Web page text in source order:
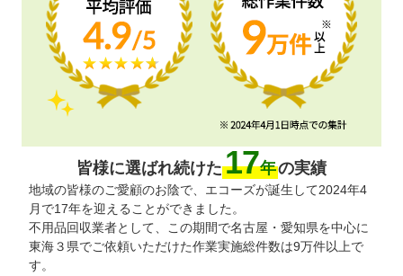
皆様に選ばれ続けた17年の実績
地域の皆様のご愛顧のお陰で、エコーズが誕生して2024年4
月で17年を迎えることができました。
不用品回収業者として、この期間で名古屋・愛知県を中心に
東海３県でご依頼いただけた作業実施総件数は9万件以上で
す。